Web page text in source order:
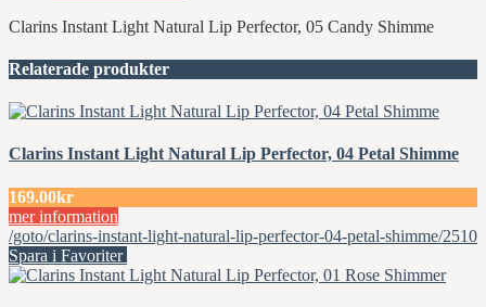
Clarins Instant Light Natural Lip Perfector, 05 Candy Shimme
Relaterade produkter
Clarins Instant Light Natural Lip Perfector, 04 Petal Shimme
169.00kr
mer information
/goto/clarins-instant-light-natural-lip-perfector-04-petal-shimme/2510
Spara i Favoriter